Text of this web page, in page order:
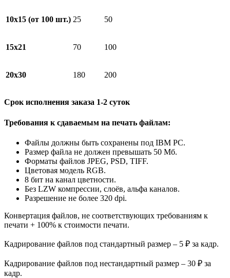
10x15 (от 100 шт.) 25 50
15x21 70 100
20x30 180 200
Срок исполнения заказа 1-2 суток
Требования к сдаваемым на печать файлам:
Файлы должны быть сохранены под IBM PC.
Размер файла не должен превышать 50 Мб.
Форматы файлов JPEG, PSD, TIFF.
Цветовая модель RGB.
8 бит на канал цветности.
Без LZW компрессии, слоёв, альфа каналов.
Разрешение не более 320 dpi.
Конвертация файлов, не соответствующих требованиям к
печати + 100% к стоимости печати.
Кадрирование файлов под стандартный размер – 5 ₽ за кадр.
Кадрирование файлов под нестандартный размер – 30 ₽ за
кадр.